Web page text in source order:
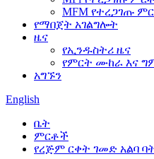
MFM የተረጋገጡ
የማበጀት አገልግሎት
ዜና
የኢንዱስትሪ ዜና
የምርት ሙከራ እና
አግኙን
English
ቤት
ምርቶች
የረጅም ርቀት ገመድ አልባ